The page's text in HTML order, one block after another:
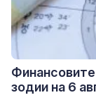
зодии на 6